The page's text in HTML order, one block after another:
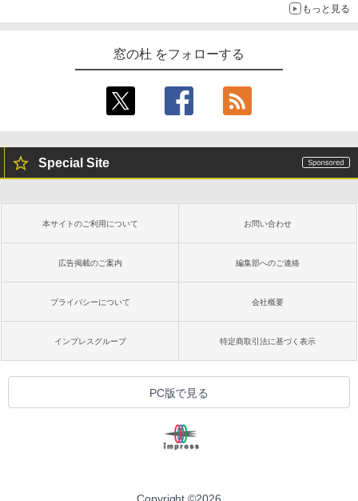
もっと見る
窓の杜 をフォローする
Special Site
本サイトのご利用について お問い合わせ
広告掲載のご案内 編集部へのご連絡
プライバシーについて 会社概要
インプレスグループ 特定商取引法に基づく表示
PC版で見る